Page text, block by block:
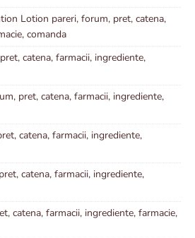
Lotion pareri, forum, pret, catena,
comanda
catena, farmacii, ingrediente,
pret, catena, farmacii, ingrediente,
catena, farmacii, ingrediente,
catena, farmacii, ingrediente,
catena, farmacii, ingrediente, farmacie,